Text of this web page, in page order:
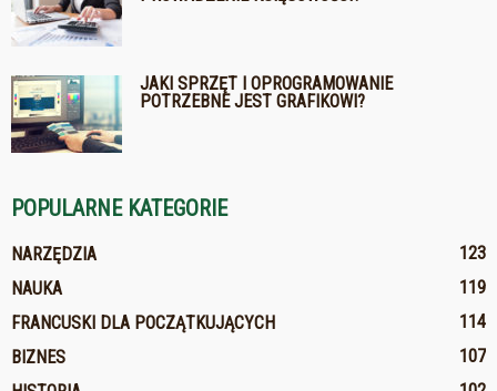
JAKI SPRZĘT I OPROGRAMOWANIE
POTRZEBNE JEST GRAFIKOWI?
POPULARNE KATEGORIE
NARZĘDZIA
123
NAUKA
119
FRANCUSKI DLA POCZĄTKUJĄCYCH
114
BIZNES
107